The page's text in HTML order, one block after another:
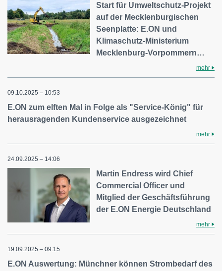
Start für Umweltschutz-Projekt
auf der Mecklenburgischen
Seenplatte: E.ON und
Klimaschutz-Ministerium
Mecklenburg-Vorpommern…
mehr
09.10.2025 – 10:53
E.ON zum elften Mal in Folge als "Service-König" für
herausragenden Kundenservice ausgezeichnet
mehr
24.09.2025 – 14:06
Martin Endress wird Chief
Commercial Officer und
Mitglied der Geschäftsführung
der E.ON Energie Deutschland
mehr
19.09.2025 – 09:15
E.ON Auswertung: Münchner können Strombedarf des